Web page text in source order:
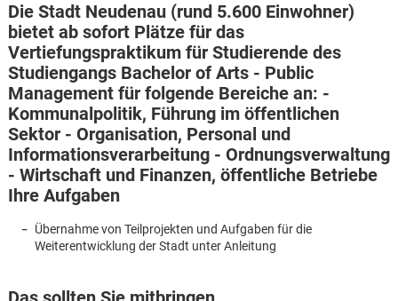
Die Stadt Neudenau (rund 5.600 Einwohner)
bietet ab sofort Plätze für das
Vertiefungspraktikum für Studierende des
Studiengangs Bachelor of Arts - Public
Management für folgende Bereiche an: -
Kommunalpolitik, Führung im öffentlichen
Sektor - Organisation, Personal und
Informationsverarbeitung - Ordnungsverwaltung
- Wirtschaft und Finanzen, öffentliche Betriebe
Ihre Aufgaben
Übernahme von Teilprojekten und Aufgaben für die
Weiterentwicklung der Stadt unter Anleitung
Karte anzeigen